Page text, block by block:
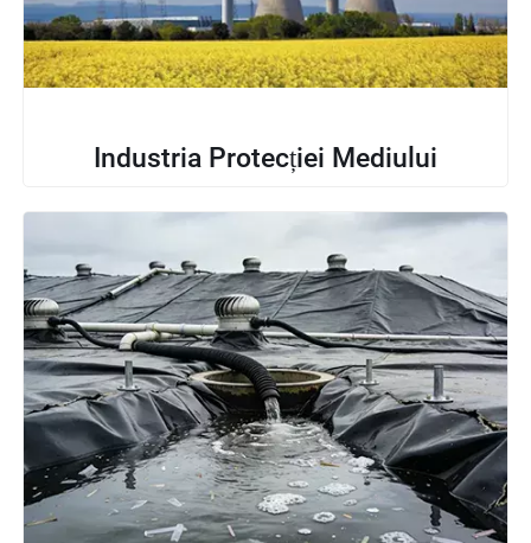
Industria Protecției Mediului